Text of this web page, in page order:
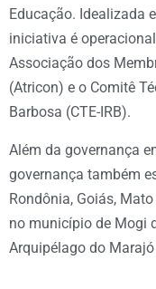
Educação. Idealizada
iniciativa é
Associação dos
(Atricon) e o Comitê
Barbosa (CTE-IRB).
Além da governança
governança também
Rondônia, Goiás,
no município de Mogi
Arquipélago do